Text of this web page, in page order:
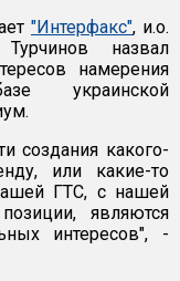
"Интерфакс", и.о.
назвал
намерения
украинской
создания какого-
или какие-то
ГТС, с нашей
являются
интересов", -